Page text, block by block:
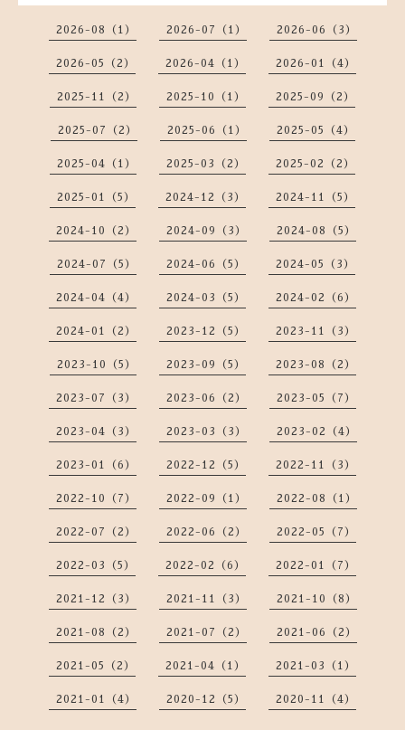
2026-08（1） 2026-07（1） 2026-06（3）
2026-05（2） 2026-04（1） 2026-01（4）
2025-11（2） 2025-10（1） 2025-09（2）
2025-07（2） 2025-06（1） 2025-05（4）
2025-04（1） 2025-03（2） 2025-02（2）
2025-01（5） 2024-12（3） 2024-11（5）
2024-10（2） 2024-09（3） 2024-08（5）
2024-07（5） 2024-06（5） 2024-05（3）
2024-04（4） 2024-03（5） 2024-02（6）
2024-01（2） 2023-12（5） 2023-11（3）
2023-10（5） 2023-09（5） 2023-08（2）
2023-07（3） 2023-06（2） 2023-05（7）
2023-04（3） 2023-03（3） 2023-02（4）
2023-01（6） 2022-12（5） 2022-11（3）
2022-10（7） 2022-09（1） 2022-08（1）
2022-07（2） 2022-06（2） 2022-05（7）
2022-03（5） 2022-02（6） 2022-01（7）
2021-12（3） 2021-11（3） 2021-10（8）
2021-08（2） 2021-07（2） 2021-06（2）
2021-05（2） 2021-04（1） 2021-03（1）
2021-01（4） 2020-12（5） 2020-11（4）